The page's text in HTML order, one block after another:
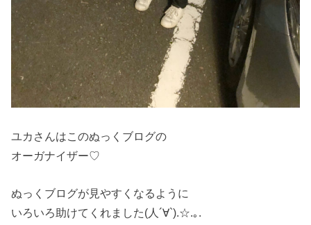
ユカさんはこのぬっくブログの
オーガナイザー♡
ぬっくブログが見やすくなるように
いろいろ助けてくれました(人´∀︎`).☆︎.｡.